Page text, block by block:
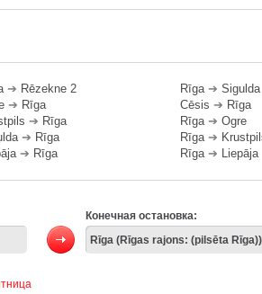
➔ Rēzekne 2
➔ Rīga
➔ Rīga
➔ Rīga
➔ Rīga
Rīga➔ Sigulda
Cēsis ➔ Rīga
Rīga➔ Ogre
Rīga➔
Rīga➔ Liepāja
Конечная остановка: